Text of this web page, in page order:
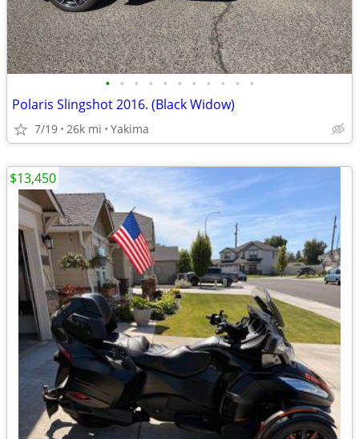
• • • • • • • • • • •
Polaris Slingshot 2016. (Black Widow)
7/19 26k mi Yakima
$13,450